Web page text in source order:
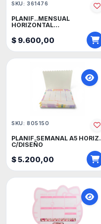
SKU: 361476
PLANIF..MENSUAL
HORIZONTAL
$ 9.600,00
SKU: 805150
PLANIF.SEMANAL A5 HORIZ.
C/DISEÑO
$ 5.200,00